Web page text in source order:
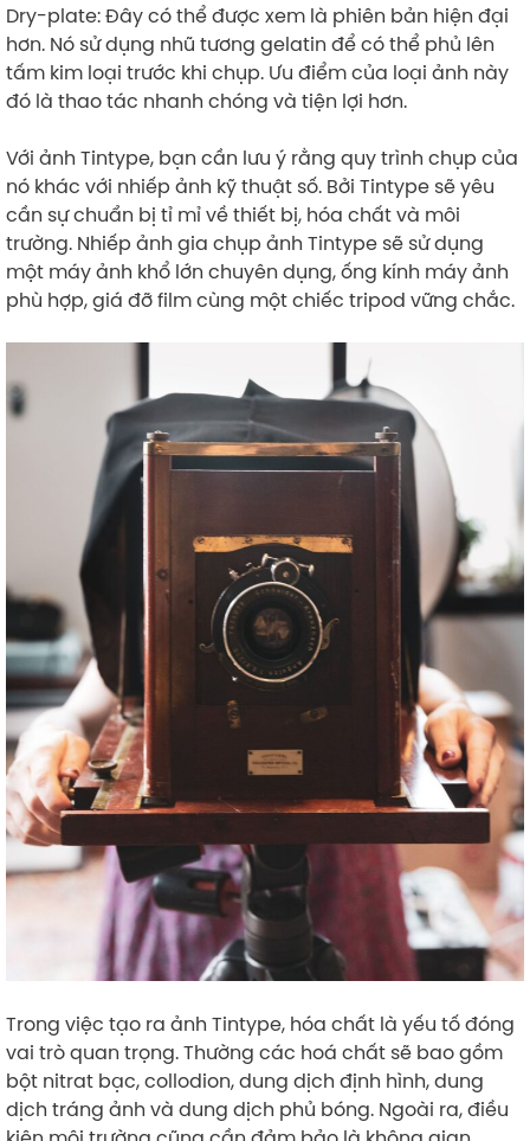
Dry-plate: Đây có thể được xem là phiên bản hiện đại
hơn. Nó sử dụng nhũ tương gelatin để có thể phủ lên
tấm kim loại trước khi chụp. Ưu điểm của loại ảnh này
đó là thao tác nhanh chóng và tiện lợi hơn.
Với ảnh Tintype, bạn cần lưu ý rằng quy trình chụp của
nó khác với nhiếp ảnh kỹ thuật số. Bởi Tintype sẽ yêu
cần sự chuẩn bị tỉ mỉ về thiết bị, hóa chất và môi
trường. Nhiếp ảnh gia chụp ảnh Tintype sẽ sử dụng
một máy ảnh khổ lớn chuyên dụng, ống kính máy ảnh
phù hợp, giá đỡ film cùng một chiếc tripod vững chắc.
Trong việc tạo ra ảnh Tintype, hóa chất là yếu tố đóng
vai trò quan trọng. Thường các hoá chất sẽ bao gồm
bột nitrat bạc, collodion, dung dịch định hình, dung
dịch tráng ảnh và dung dịch phủ bóng. Ngoài ra, điều